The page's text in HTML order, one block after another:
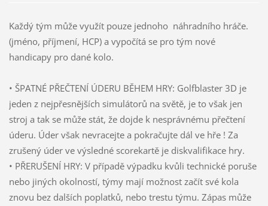
Každý tým může využít pouze jednoho náhradního hráče.
(jméno, příjmení, HCP) a vypočítá se pro tým nové
handicapy pro dané kolo.
• ŠPATNÉ PŘEČTENÍ ÚDERU BĚHEM HRY: Golfblaster 3D je
jeden z nejpřesnějších simulátorů na světě, je to však jen
stroj a tak se může stát, že dojde k nesprávnému přečtení
úderu. Úder však nevracejte a pokračujte dál ve hře ! Za
zrušený úder ve výsledné scorekartě je diskvalifikace hry.
• PŘERUŠENÍ HRY: V případě výpadku kvůli technické poruše
nebo jiných okolností, týmy mají možnost začít své kola
znovu bez dalších poplatků, nebo trestu týmu. Zápas může